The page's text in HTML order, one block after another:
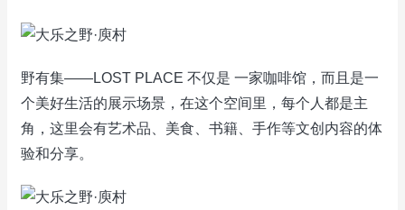
野有集——LOST PLACE 不仅是 一家咖啡馆，而且是一
个美好生活的展示场景，在这个空间里，每个人都是主
角，这里会有艺术品、美食、书籍、手作等文创内容的体
验和分享。